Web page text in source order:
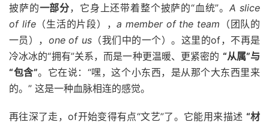
披萨的一部分，它身上还带着整个披萨的“血统”。A slice
of life（生活的片段），a member of the team （团队的
一员）， one of us（我们中的一个）。这里的of，不再是
冷冰冰的“拥有”关系，而是一种更温暖、更紧密的 “从属”与
“包含”。它在说：“嘿，这个小东西，是从那个大东西里来
的。” 这是一种血脉相连的感觉。
再往深了走，of开始变得有点“文艺”了。它能用来描述 “材